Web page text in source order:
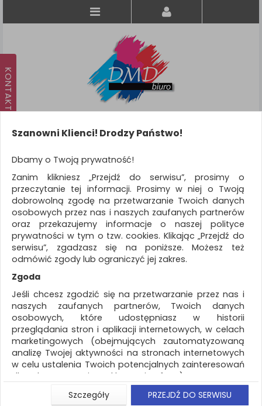
KATEGORIE
WSZYSTKIE KATEGORIE
FILTRY
Więcej
REKLAMA
AKTUALNOŚCI
Papier i etykiety Wkłady do segregatora
ZNALEZIONYCH PRODUKTÓW: 1 Porównaj (0 )
Sortuj po Standardowe
Siatka Lista
Szanowni Klienci! Drodzy Państwo!
Dbamy o Twoją prywatność!
Zanim klikniesz „Przejdź do serwisu”, prosimy o
przeczytanie tej informacji. Prosimy w niej o Twoją
dobrowolną zgodę na przetwarzanie Twoich danych
osobowych przez nas i naszych zaufanych partnerów
oraz przekazujemy informacje o naszej polityce
prywatności w tym o tzw. cookies. Klikając „Przejdź do
serwisu”, zgadzasz się na poniższe. Możesz też
odmówić zgody lub ograniczyć jej zakres.
Zgoda
Jeśli chcesz zgodzić się na przetwarzanie przez nas i
naszych zaufanych partnerów, Twoich danych
osobowych, które udostępniasz w historii
przeglądania stron i aplikacji internetowych, w celach
marketingowych (obejmujących zautomatyzowaną
analizę Twojej aktywności na stronach internetowych
w celu ustalenia Twoich potencjalnych zainteresowań
dla dostosowania reklamy i oferty), w tym na
umieszczanie tzw. cookies na Twoich urządzeniach i
ich odczytywanie, kliknij przycisk „Przejdź do serwisu”.
Szczegóły PRZEJDŹ DO SERWISU